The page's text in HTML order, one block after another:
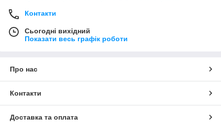
Контакти
Сьогодні вихідний
Показати весь графік роботи
Про нас
Контакти
Доставка та оплата